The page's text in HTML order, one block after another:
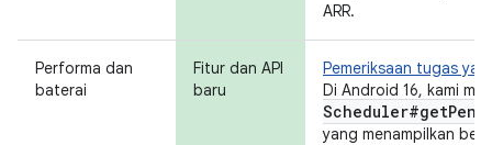
ARR.
Performa dan
baterai
Fitur dan API
baru
Pemeriksaan tugas
Di Android 16, kami
Scheduler#get
yang menampilkan